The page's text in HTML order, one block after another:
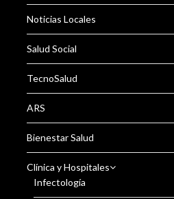
Noticias Locales
Salud Social
TecnoSalud
ARS
Bienestar Salud
Clínica y Hospitales
Infectología